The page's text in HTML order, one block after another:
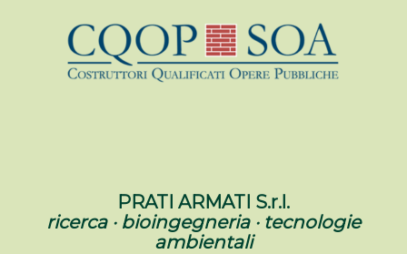
PRATI ARMATI S.r.l.
ricerca · bioingegneria · tecnologie
ambientali